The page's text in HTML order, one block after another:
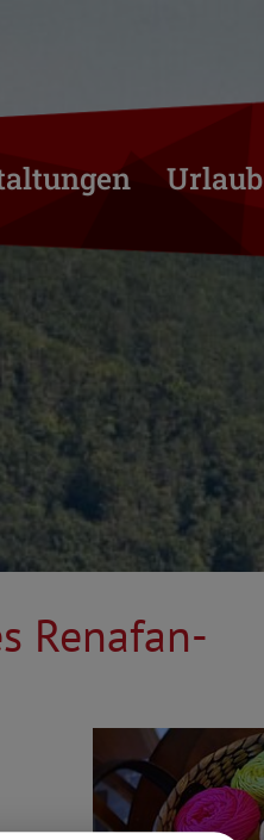
Urlaub
Renafan-